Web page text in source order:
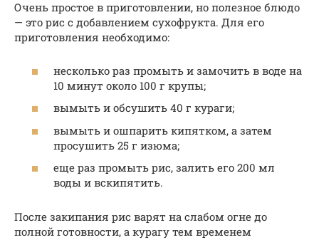
Очень простое в приготовлении, но полезное блюдо
— это рис с добавлением сухофрукта. Для его
приготовления необходимо:
несколько раз промыть и замочить в воде на
10 минут около 100 г крупы;
вымыть и обсушить 40 г кураги;
вымыть и ошпарить кипятком, а затем
просушить 25 г изюма;
еще раз промыть рис, залить его 200 мл
воды и вскипятить.
После закипания рис варят на слабом огне до
полной готовности, а курагу тем временем